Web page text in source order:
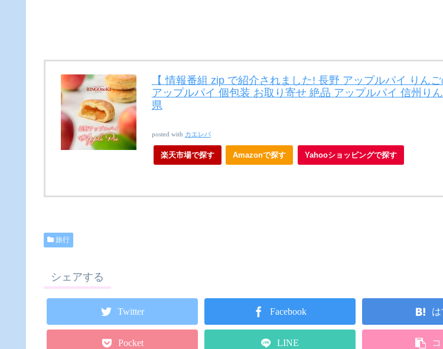
【 情報番組 zip で紹介されました! 長野 アップルパイ りんご
アップルパイ 個包装 お取り寄せ 絶品 アップルパイ 信州り
県
posted with カエレバ
楽天市場で探す Amazonで探す Yahooショッピングで探す
旅行
シェアする
Twitter Facebook
Pocket LINE